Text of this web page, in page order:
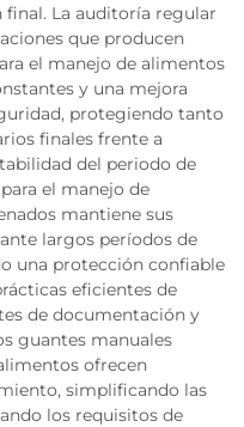
final. La auditoría regular
que producen
el manejo de alimentos
y una mejora
protegiendo tanto
finales frente a
del periodo de
el manejo de
mantiene sus
largos períodos de
una protección confiable
eficientes de
de documentación y
guantes manuales
ofrecen
simplificando las
los requisitos de